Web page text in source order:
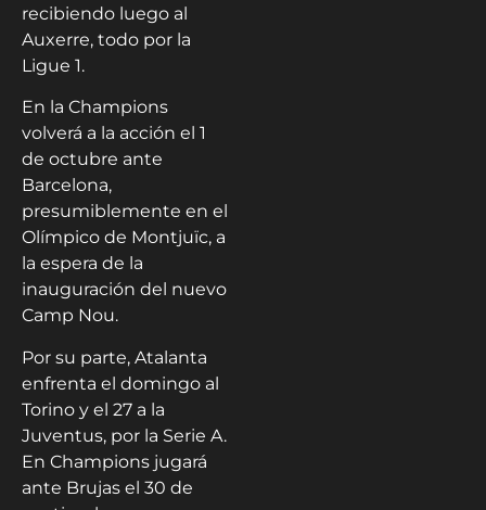
recibiendo luego al
Auxerre, todo por la
Ligue 1.
En la Champions
volverá a la acción el 1
de octubre ante
Barcelona,
presumiblemente en el
Olímpico de Montjuïc, a
la espera de la
inauguración del nuevo
Camp Nou.
Por su parte, Atalanta
enfrenta el domingo al
Torino y el 27 a la
Juventus, por la Serie A.
En Champions jugará
ante Brujas el 30 de